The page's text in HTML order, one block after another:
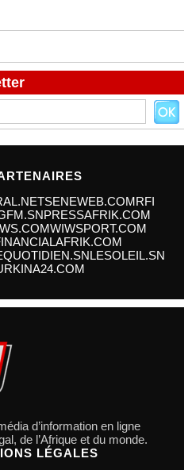
SENEWEB.COMRFI
PRESSAFRIK.COM
WIWSPORT.COM
LESOLEIL.SN
d’information en ligne
de l’Afrique et du monde.
LÉGALES